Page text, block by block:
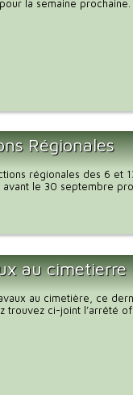
la semaine prochaine.
Régionales
régionales des 6 et
avant le 30 septembre
au cimetierre
au cimetière, ce
trouvez ci-joint l’arrêté